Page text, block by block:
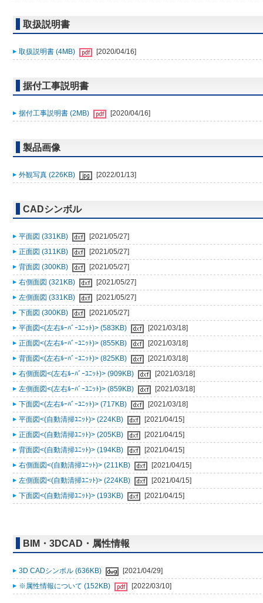
取扱説明書
取扱説明書 (4MB) [2020/04/16]
据付工事説明書
据付工事説明書 (2MB) [2020/04/16]
製品画像
外観写真 (226KB) [2022/01/13]
CADシンボル
平面図 (331KB)
[2021/05/27]
正面図 (311KB)
[2021/05/27]
背面図 (300KB)
[2021/05/27]
右側面図 (321KB)
[2021/05/27]
左側面図 (331KB)
[2021/05/27]
下面図 (300KB)
[2021/05/27]
平面図<(左右ﾙｰﾊﾞｰﾕﾆｯﾄ)> (583KB)
[2021/03/18]
正面図<(左右ﾙｰﾊﾞｰﾕﾆｯﾄ)> (855KB)
[2021/03/18]
背面図<(左右ﾙｰﾊﾞｰﾕﾆｯﾄ)> (825KB)
[2021/03/18]
右側面図<(左右ﾙｰﾊﾞｰﾕﾆｯﾄ)> (909KB)
[2021/03/18]
左側面図<(左右ﾙｰﾊﾞｰﾕﾆｯﾄ)> (859KB)
[2021/03/18]
下面図<(左右ﾙｰﾊﾞｰﾕﾆｯﾄ)> (717KB)
[2021/03/18]
平面図<(自動清掃ﾕﾆｯﾄ)> (224KB)
[2021/04/15]
正面図<(自動清掃ﾕﾆｯﾄ)> (205KB)
[2021/04/15]
背面図<(自動清掃ﾕﾆｯﾄ)> (194KB)
[2021/04/15]
右側面図<(自動清掃ﾕﾆｯﾄ)> (211KB)
[2021/04/15]
左側面図<(自動清掃ﾕﾆｯﾄ)> (224KB)
[2021/04/15]
下面図<(自動清掃ﾕﾆｯﾄ)> (193KB)
[2021/04/15]
BIM・3DCAD・属性情報
3D CADシンボル (636KB)
[2021/04/29]
※属性情報について (152KB)
[2022/03/10]